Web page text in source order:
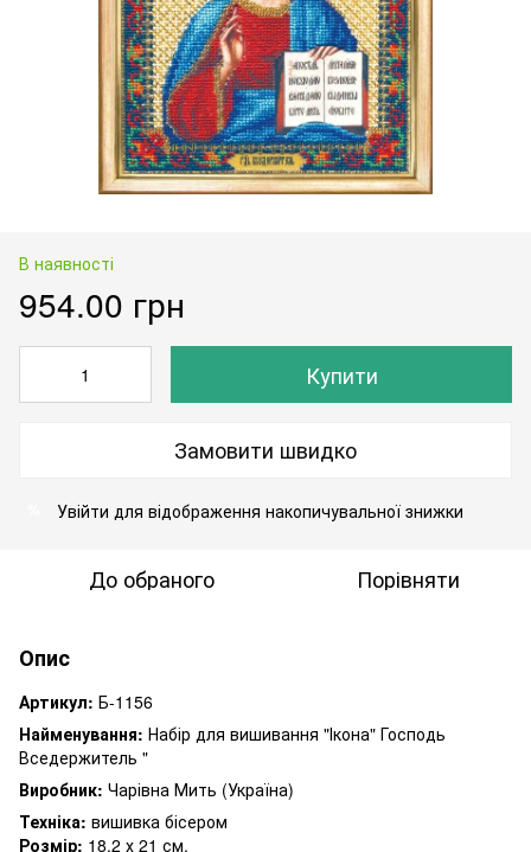
В наявності
954.00 грн
Купити
Замовити швидко
Увійти для відображення накопичувальної знижки
До обраного Порівняти
Опис
Артикул: Б-1156
Найменування: Набір для вишивання "Ікона" Господь
Вседержитель "
Виробник: Чарівна Мить (Україна)
Техніка: вишивка бісером
Розмір: 18,2 х 21 см.